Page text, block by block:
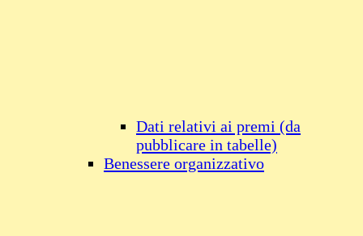
Dati relativi ai premi (da
pubblicare in tabelle)
Benessere organizzativo